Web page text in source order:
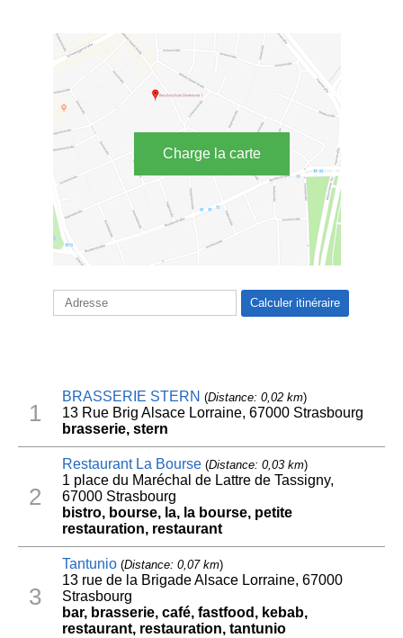
Charge la carte
1
BRASSERIE STERN (Distance: 0,02 km)
13 Rue Brig Alsace Lorraine, 67000 Strasbourg
brasserie, stern
2
Restaurant La Bourse(Distance: 0,03 km)
1 place du Maréchal de Lattre de Tassigny,
67000 Strasbourg
bistro, bourse, la, la bourse, petite
restauration, restaurant
3
Tantunio(Distance: 0,07 km)
13 rue de la Brigade Alsace Lorraine, 67000
Strasbourg
bar, brasserie, café, fastfood, kebab,
restaurant, restauration, tantunio